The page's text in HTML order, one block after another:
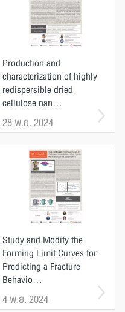
Production and
characterization of highly
redispersible dried
cellulose nan...
28 พ.ย. 2024
Study and Modify the
Forming Limit Curves for
Predicting a Fracture
Behavio...
4 พ.ย. 2024